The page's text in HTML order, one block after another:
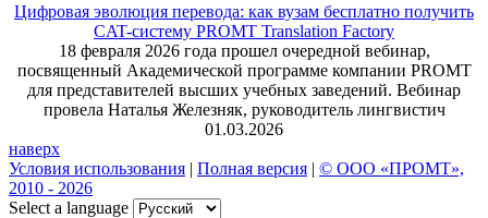
Цифровая эволюция перевода: как вузам бесплатно получить
CAT-систему PROMT Translation Factory
18 февраля 2026 года прошел очередной вебинар,
посвященный Академической программе компании PROMT
для представителей высших учебных заведений. Вебинар
провела Наталья Железняк, руководитель лингвистич
01.03.2026
наверх
Условия использования | Полная версия | © ООО «ПРОМТ»,
2010 - 2026
Select a language